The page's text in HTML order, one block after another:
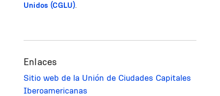
Unidos (CGLU).
Enlaces
Sitio web de la Unión de Ciudades Capitales
Iberoamericanas